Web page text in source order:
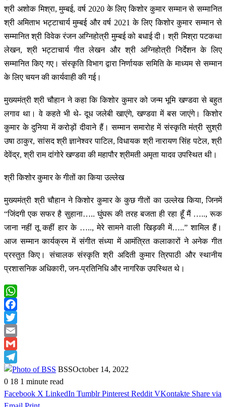
श्री अशोक मिश्रा, मुम्बई, वर्ष 2020 के लिए किशोर कुमार सम्मान से सम्मानित
श्री अमिताभ भट्टाचार्य मुम्बई और वर्ष 2021 के लिए किशोर कुमार सम्मान से
सम्मानित श्री विवेक रंजन अग्निहोत्री मुम्बई को बधाई दी। श्री मिश्रा पटकथा
लेखन, श्री भट्टाचार्य गीत लेखन और श्री अग्निहोत्री निर्देशन के लिए
सम्मानित किए गए। संस्कृति विभाग द्वारा निर्णायक समिति के माध्यम से सम्मान
के लिए चयन की कार्यवाही की गई।
मुख्यमंत्री श्री चौहान ने कहा कि किशोर कुमार को जन्म भूमि खण्डवा से बहुत
लगाव था। वे कहते भी थे- दूध जलेबी खाएंगे, खण्डवा में बस जाएंगे। किशोर
कुमार के दुनिया में करोड़ों दीवाने हैं। सम्मान समारोह में संस्कृति मंत्री सुश्री
उषा ठाकुर, सांसद श्री ज्ञानेश्वर पाटिल, विधायक श्री नारायण सिंह पटेल, श्री
देवेंद्र, श्री राम दांगोरे खण्डवा की महापौर श्रीमती अमृता यादव उपस्थित थी।
श्री किशोर कुमार के गीतों का किया उल्लेख
मुख्यमंत्री श्री चौहान ने किशोर कुमार के कुछ गीतों का उल्लेख किया, जिनमें
“जिंदगी एक सफर है सुहाना….. घुंघरू की तरह बजता ही रहा हूँ मैं ….., रूक
जाना नहीं तू कहीं हार के ….., मेरे सामने वाली खिड़की में…..” शामिल हैं।
आज सम्मान कार्यक्रम में संगीत संध्या में आमंत्रित कलाकारों ने अनेक गीत
प्रस्तुत किए। संचालक संस्कृति श्री अदिती कुमार त्रिपाठी और स्थानीय
प्रशासनिक अधिकारी, जन-प्रतिनिधि और नागरिक उपस्थित थे।
WhatsApp
Facebook
Twitter
Email
Gmail
Telegram
BSSOctober 14, 2022
0 18 1 minute read
Facebook X LinkedIn Tumblr Pinterest Reddit VKontakte Share via